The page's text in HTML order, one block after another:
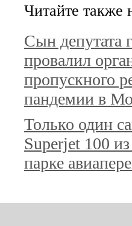
Читайте также
Сын депутата
провалил
пропускного
пандемии в
Только один
Superjet 100
парке